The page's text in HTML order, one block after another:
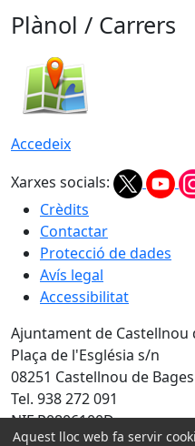
Plànol / Carrers
Accedeix
Xarxes socials:
Crèdits
Contactar
Protecció de dades
Avís legal
Accessibilitat
Ajuntament de Castellnou
Plaça de l'Església s/n
08251 Castellnou de Bages
Tel. 938 272 091
NIF P0806100D
Aquest lloc web fa servir